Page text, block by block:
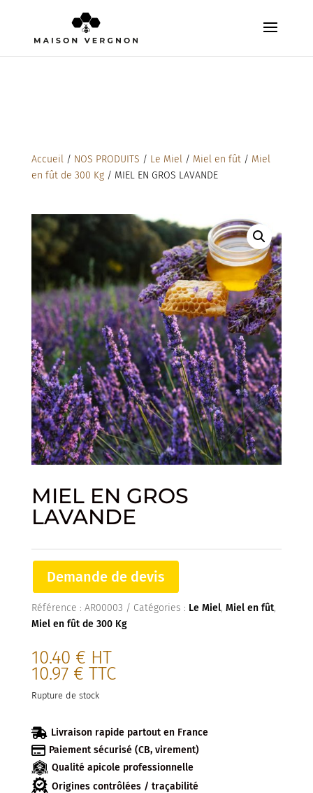
Accueil/ NOS PRODUITS / Le Miel/ Miel en fût/ Miel
en fût de 300 Kg/ MIEL EN GROS LAVANDE
MIEL EN GROS
LAVANDE
Demande de devis
Référence : AR00003 Catégories : Le Miel, Miel en fût,
Miel en fût de 300 Kg
10.40 € HT
10.97 € TTC
Rupture de stock
 Livraison rapide partout en France
 Paiement sécurisé (CB, virement)
Qualité apicole professionnelle
Origines contrôlées / traçabilité